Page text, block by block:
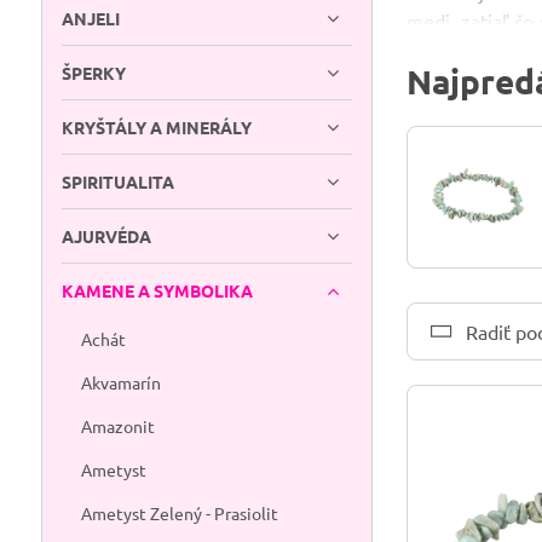
medi, zatiaľ
Dominikánskej
Čo larimar
emócie, nájsť
sa spája
larimar je
Ako sa o
mäkkou
nevybledla.
svetle —
Radiť
ANJELI
ŠPERKY
KRYŠTÁLY A MINERÁLY
SPIRITUALITA
AJURVÉDA
KAMENE A SYMBOLIKA
Achát
Akvamarín
Amazonit
Ametyst
Ametyst Zelený - Prasiolit